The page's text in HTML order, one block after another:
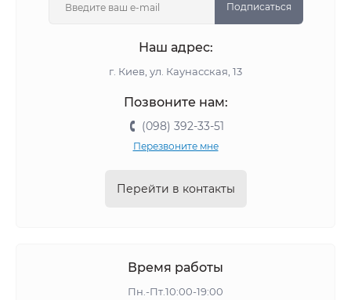
Подписаться
Наш адрес:
г. Киев, ул. Каунасская, 13
Позвоните нам:
(098) 392-33-51
Перезвоните мне
Перейти в контакты
Время работы
Пн.-Пт.10:00-19:00